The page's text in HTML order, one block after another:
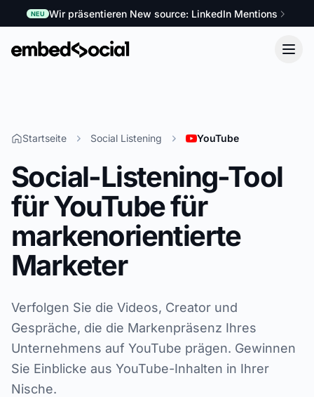
NEU Wir präsentieren New source: LinkedIn Mentions
Startseite Social Listening YouTube
Social-Listening-Tool
für YouTube für
markenorientierte
Marketer
Verfolgen Sie die Videos, Creator und
Gespräche, die die Markenpräsenz Ihres
Unternehmens auf YouTube prägen. Gewinnen
Sie Einblicke aus YouTube-Inhalten in Ihrer
Nische.